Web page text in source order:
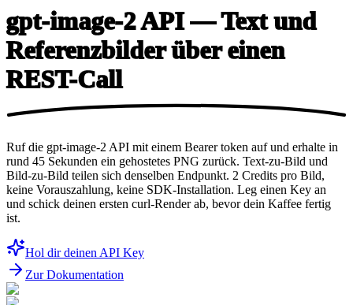
gpt-image-2 API — Text und
Referenzbilder über einen
REST-Call
Ruf die gpt-image-2 API mit einem Bearer token auf und erhalte in
rund 45 Sekunden ein gehostetes PNG zurück. Text-zu-Bild und
Bild-zu-Bild teilen sich denselben Endpunkt. 2 Credits pro Bild,
keine Vorauszahlung, keine SDK-Installation. Leg einen Key an
und schick deinen ersten curl-Render ab, bevor dein Kaffee fertig
ist.
Hol dir deinen API Key
Zur Dokumentation